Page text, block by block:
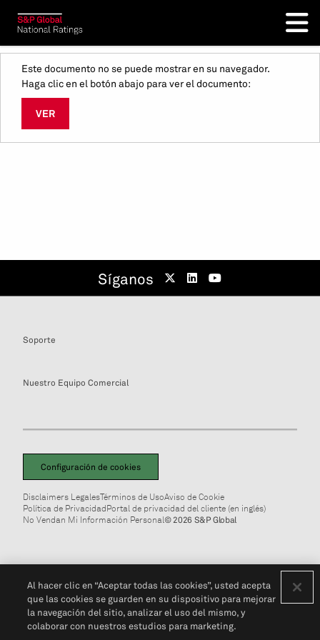
Este documento no se puede mostrar en su navegador.
Haga clic en el botón abajo para ver el documento:
VER
Síganos
Soporte
Nuestro Equipo Comercial
Configuración de cookies
Disclaimers LegalesTérminos de UsoAviso de Cookie
Política de PrivacidadPortal de privacidad del cliente (en inglés)
No Vendan Mi Información Personal© 2026 S&P Global
Al hacer clic en “Aceptar todas las cookies”, usted acepta
que las cookies se guarden en su dispositivo para mejorar
la navegación del sitio, analizar el uso del mismo, y
colaborar con nuestros estudios para marketing.